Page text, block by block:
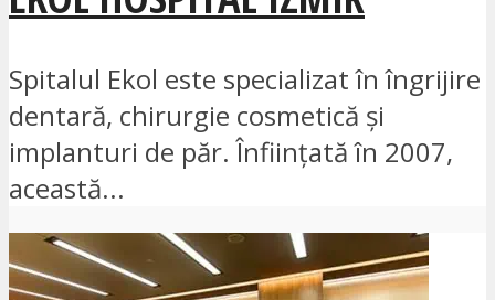
Spitalul Ekol este specializat în îngrijire
dentară, chirurgie cosmetică și
implanturi de păr. Înființată în 2007,
această...